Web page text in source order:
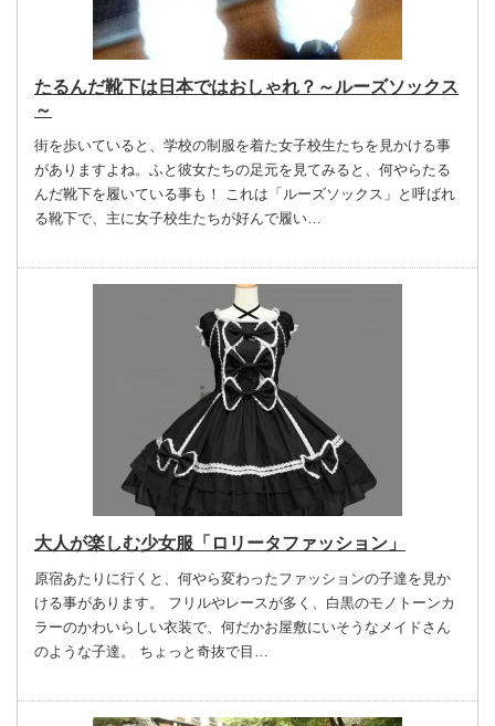
たるんだ靴下は日本ではおしゃれ？～ルーズソックス
～
街を歩いていると、学校の制服を着た女子校生たちを見かける事
がありますよね。ふと彼女たちの足元を見てみると、何やらたる
んだ靴下を履いている事も！ これは「ルーズソックス」と呼ばれ
る靴下で、主に女子校生たちが好んで履い…
大人が楽しむ少女服「ロリータファッション」
原宿あたりに行くと、何やら変わったファッションの子達を見か
ける事があります。 フリルやレースが多く、白黒のモノトーンカ
ラーのかわいらしい衣装で、何だかお屋敷にいそうなメイドさん
のような子達。 ちょっと奇抜で目…